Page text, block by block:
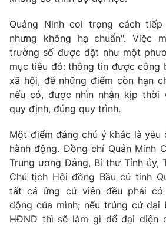
Quảng Ninh coi trọng cách
nhưng không hạ chuẩn". Việc
trường số được đặt như một
mục tiêu đó: thông tin được công
xã hội, để những điểm còn hạn
nếu có, được nhìn nhận kịp thời
quy định, đúng quy trình.
Một điểm đáng chú ý khác là yêu
hành động. Đồng chí Quản Minh
Trung ương Đảng, Bí thư Tỉnh ủy,
Chủ tịch Hội đồng Bầu cử tỉnh
tất cả ứng cử viên đều phải có
động của mình; nếu trúng cử đại
HĐND thì sẽ làm gì để đại diện